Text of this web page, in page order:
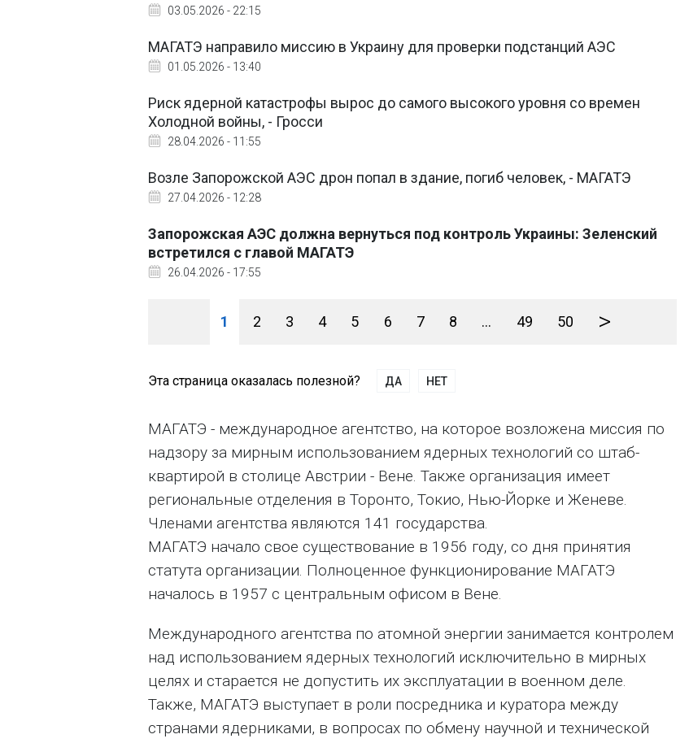
03.05.2026 - 22:15
МАГАТЭ направило миссию в Украину для проверки подстанций АЭС
01.05.2026 - 13:40
Риск ядерной катастрофы вырос до самого высокого уровня со времен
Холодной войны, - Гросси
28.04.2026 - 11:55
Возле Запорожской АЭС дрон попал в здание, погиб человек, - МАГАТЭ
27.04.2026 - 12:28
Запорожская АЭС должна вернуться под контроль Украины: Зеленский
встретился с главой МАГАТЭ
26.04.2026 - 17:55
1 2 3 4 5 6 7 8 ... 49 50 >
Эта страница оказалась полезной? ДА НЕТ
МАГАТЭ - международное агентство, на которое возложена миссия по
надзору за мирным использованием ядерных технологий со штаб-
квартирой в столице Австрии - Вене. Также организация имеет
региональные отделения в Торонто, Токио, Нью-Йорке и Женеве.
Членами агентства являются 141 государства.
МАГАТЭ начало свое существование в 1956 году, со дня принятия
статута организации. Полноценное функционирование МАГАТЭ
началось в 1957 с центральным офисом в Вене.
Международного агентства по атомной энергии занимается контролем
над использованием ядерных технологий исключительно в мирных
целях и старается не допустить их эксплуатации в военном деле.
Также, МАГАТЭ выступает в роли посредника и куратора между
странами ядерниками, в вопросах по обмену научной и технической